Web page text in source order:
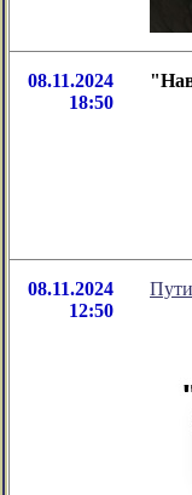
08.11.2024
18:50
08.11.2024
12:50